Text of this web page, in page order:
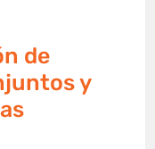
de
y